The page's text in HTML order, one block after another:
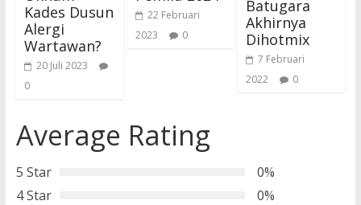
Kades Dusun
Alergi
Wartawan?
20 Juli 2023
0
22 Februari
2023
0
Batugara
Akhirnya
Dihotmix
7 Februari
2022
0
Average Rating
5 Star
0%
4 Star
0%